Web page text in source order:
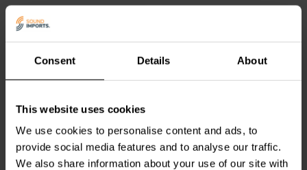
Consent Details About
This website uses cookies
We use cookies to personalise content and ads, to
provide social media features and to analyse our traffic.
We also share information about your use of our site with
HiViSwan M4N
Tiefmitteltöner
Tiefmitteltöner